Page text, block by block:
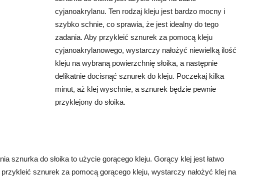
cyjanoakrylanu. Ten rodzaj kleju jest bardzo mocny i
szybko schnie, co sprawia, że jest idealny do tego
zadania. Aby przykleić sznurek za pomocą kleju
cyjanoakrylanowego, wystarczy nałożyć niewielką ilość
kleju na wybraną powierzchnię słoika, a następnie
delikatnie docisnąć sznurek do kleju. Poczekaj kilka
minut, aż klej wyschnie, a sznurek będzie pewnie
przyklejony do słoika.
sznurka do słoika to użycie gorącego kleju. Gorący klej jest łatwo
sznurek za pomocą gorącego kleju, wystarczy nałożyć klej na